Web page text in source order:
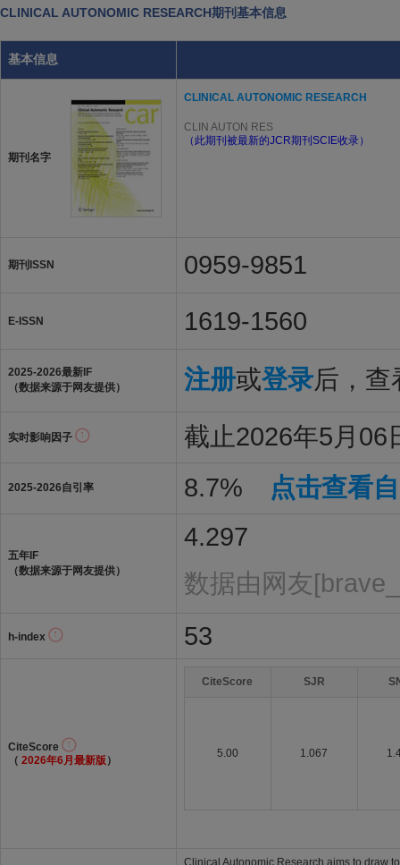
CLINICAL AUTONOMIC RESEARCH期刊基本信息
基本信息
期刊名字
CLINICAL AUTONOMIC RESEARCH
CLIN AUTON RES
（此期刊被最新的JCR期刊SCIE收录）
期刊ISSN 0959-9851
E-ISSN 1619-1560
2025-2026最新IF
（数据来源于网友提供）
注册或登录后，查
实时影响因子 截止2026年5月06
2025-2026自引率 8.7% 点击查看
五年IF
（数据来源于网友提供）
4.297
数据由网友
h-index 53
CiteScore
（ 2026年6月最新版 ）
CiteScore SJR
5.00 1.067
Clinical Autonomic Research aims to draw